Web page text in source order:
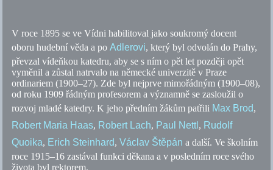
V roce 1895 se ve Vídni habilitoval jako soukromý docent
oboru hudební věda a poAdlerovi, který byl odvolán do Prahy,
převzal vídeňkou katedru, aby se s ním o pět let později opět
vyměnil a zůstal natrvalo na německé univerzitě v Praze
ordinariem (1900–27). Zde byl nejprve mimořádným (1900–08),
od roku 1909 řádným profesorem a významně se zasloužil o
rozvoj mladé katedry. K jeho předním žákům patřili Max Brod,
Robert Maria Haas, Robert Lach, Paul Nettl , Rudolf
Quoika, Erich Steinhard,Václav Štěpán a další. Ve školním
roce 1915–16 zastával funkci děkana a v posledním roce svého
života byl rektorem.